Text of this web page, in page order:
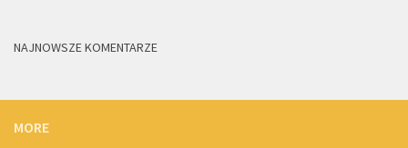
NAJNOWSZE KOMENTARZE
MORE